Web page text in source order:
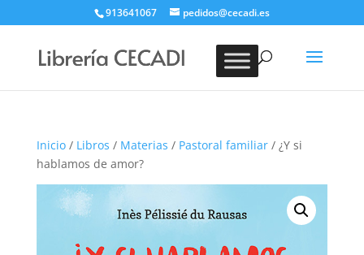
913641067 pedidos@cecadi.es
BUSCAR
Inicio/ Libros / Materias / Pastoral familiar/ ¿Y si
hablamos de amor?